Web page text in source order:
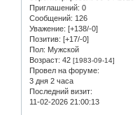
Приглашений: 0
Сообщений: 126
Уважение: [+138/-0]
Позитив: [+17/-0]
Пол: Мужской
Возраст: 42 [1983-09-14]
Провел на форуме:
3 дня 2 часа
Последний визит:
11-02-2026 21:00:13